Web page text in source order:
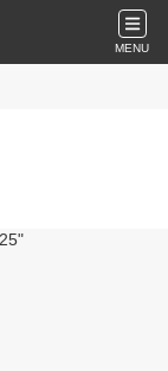
MENU